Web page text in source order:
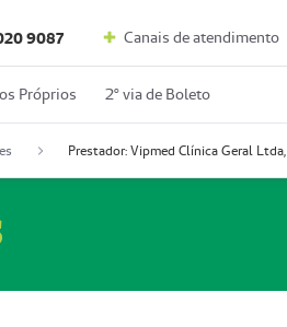
9087 Canais de atendimento
Próprios 2º via de Boleto